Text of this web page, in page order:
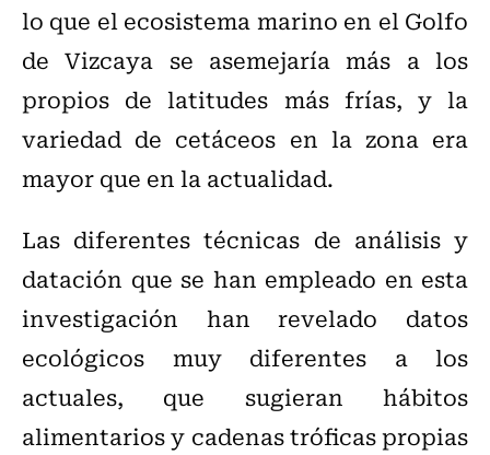
lo que el ecosistema marino en el Golfo
de Vizcaya se asemejaría más a los
propios de latitudes más frías, y la
variedad de cetáceos en la zona era
mayor que en la actualidad.
Las diferentes técnicas de análisis y
datación que se han empleado en esta
investigación han revelado datos
ecológicos muy diferentes a los
actuales, que sugieran hábitos
alimentarios y cadenas tróficas propias